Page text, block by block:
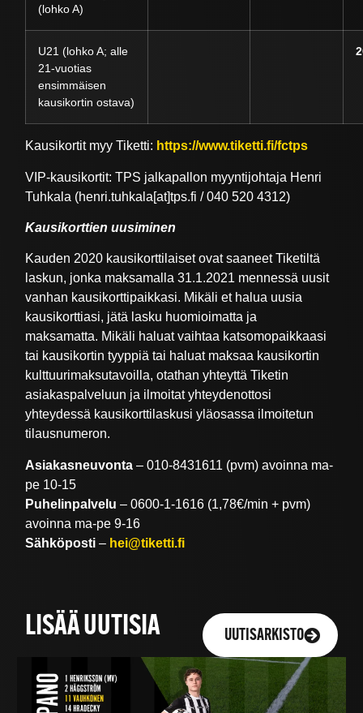
(lohko A)
U21 (lohko A; alle
21-vuotias
ensimmäisen
kausikortin ostava)
Kausikortit myy Tiketti: https://www.tiketti.fi/fctps
VIP-kausikortit: TPS jalkapallon myyntijohtaja Henri
Tuhkala (henri.tuhkala[at]tps.fi / 040 520 4312)
Kausikorttien uusiminen
Kauden 2020 kausikorttilaiset ovat saaneet Tiketiltä
laskun, jonka maksamalla 31.1.2021 mennessä uusit
vanhan kausikorttipaikkasi. Mikäli et halua uusia
kausikorttiasi, jätä lasku huomioimatta ja
maksamatta. Mikäli haluat vaihtaa katsomopaikkaasi
tai kausikortin tyyppiä tai haluat maksaa kausikortin
kulttuurimaksutavoilla, otathan yhteyttä Tiketin
asiakaspalveluun ja ilmoitat yhteydenottosi
yhteydessä kausikorttilaskusi yläosassa ilmoitetun
tilausnumeron.
Asiakasneuvonta – 010-8431611 (pvm) avoinna ma-
pe 10-15
Puhelinpalvelu – 0600-1-1616 (1,78€/min + pvm)
avoinna ma-pe 9-16
Sähköposti – hei@tiketti.fi
LISÄÄ UUTISIA UUTISARKISTO